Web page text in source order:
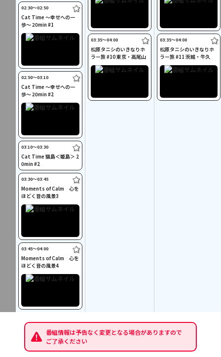
02:30〜02:50
Cat Time ～幸せへの一
歩～ 20min #1
02:50〜03:10
Cat Time ～幸せへの一
歩～ 20min #2
03:10〜03:30
Cat Time 猫島＜姫島＞ 2
0min #2
03:30〜03:45
Moments of Calm 心を
ほどく音の風景3
03:45〜04:00
Moments of Calm 心を
ほどく音の風景4
03:35〜04:00
松原タニシのいきなりホ
ラー旅 #10 東京・高尾山
03:35〜04:00
松原タニシのいきなりホ
ラー旅 #11 茨城・牛久
番組情報は予告なく変更となる場合がありますので
ご了承ください